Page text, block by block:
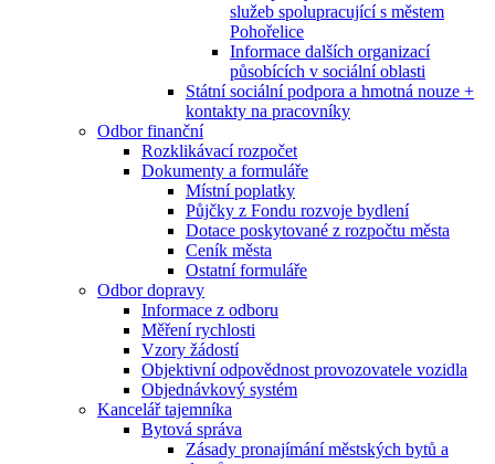
služeb spolupracující s městem
Pohořelice
Informace dalších organizací
působících v sociální oblasti
Státní sociální podpora a hmotná nouze +
kontakty na pracovníky
Odbor finanční
Rozklikávací rozpočet
Dokumenty a formuláře
Místní poplatky
Půjčky z Fondu rozvoje bydlení
Dotace poskytované z rozpočtu města
Ceník města
Ostatní formuláře
Odbor dopravy
Informace z odboru
Měření rychlosti
Vzory žádostí
Objektivní odpovědnost provozovatele vozidla
Objednávkový systém
Kancelář tajemníka
Bytová správa
Zásady pronajímání městských bytů a